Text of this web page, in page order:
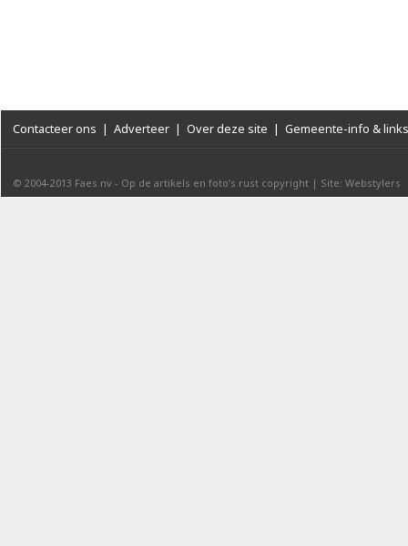
Contacteer ons | Adverteer | Over deze site | Gemeente-info & links
© 2004-2013 Faes nv - Op de artikels en foto’s rust copyright | Site: Webstylers